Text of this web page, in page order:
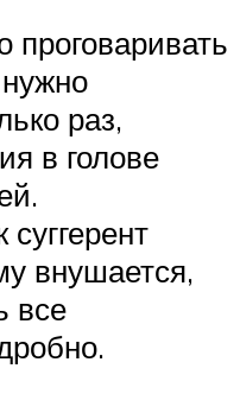
проговаривать
раз,
в голове
внушается,
все